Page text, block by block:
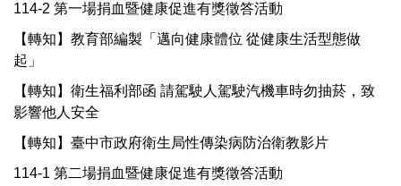
活動行事曆
健康中心服務資訊
特約及鄰近醫療院所
114-2 第一場捐血暨健康促進有獎徵答活動
【轉知】教育部編製「邁向健康體位 從健康生活型態做
起」
【轉知】衛生福利部函 請駕駛人駕駛汽機車時勿抽菸，致
影響他人安全
【轉知】臺中市政府衛生局性傳染病防治衛教影片
114-1 第二場捐血暨健康促進有獎徵答活動